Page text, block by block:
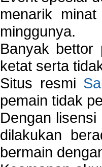
menarik
minggunya.
Banyak
ketat serta
Situs resmi
pemain tidak
Dengan lisensi
dilakukan
bermain